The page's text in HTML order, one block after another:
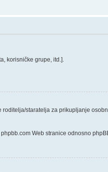
korisničke grupe, itd.].
roditelja/staratelja za prikupljanje
Web stranice odnosno